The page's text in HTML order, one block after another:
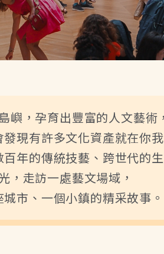
嶼，孕育出豐富的人文藝術
現有許多文化資產就在你
年的傳統技藝、跨世代的
，走訪一處藝文場域，
市、一個小鎮的精采故事。